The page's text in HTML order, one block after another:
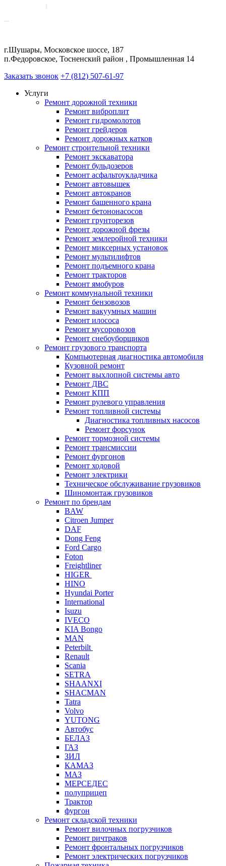
г.Шушары, Московское шоссе, 187
п.Федоровское, Тосненский район , Промышленная 14
Заказать звонок +7 (812) 507-61-97
Услуги
Ремонт дорожной техники
Ремонт виброплит
Ремонт гидромолотов
Ремонт грейдеров
Ремонт дорожных катков
Ремонт строительной техники
Ремонт экскаватора
Ремонт бульдозеров
Ремонт асфальтоукладчика
Ремонт автовышек
Ремонт автокранов
Ремонт башенного крана
Ремонт бетононасосов
Ремонт грунторезов
Ремонт дорожной фрезы
Ремонт землеройной техники
Ремонт миксерных установок
Ремонт мультилифтов
Ремонт подъемного крана
Ремонт тракторов
Ремонт ямобуров
Ремонт коммунальной техники
Ремонт бензовозов
Ремонт вакуумных машин
Ремонт илососа
Ремонт мусоровозов
Ремонт снебоуборщиков
Ремонт грузового транспорта
Компьютерная диагностика автомобиля
Кузовной ремонт
Ремонт выхлопной системы авто
Ремонт ДВС
Ремонт КПП
Ремонт рулевого управления
Ремонт топливной системы
Диагностика топливных насосов
Ремонт форсунок
Ремонт тормозной системы
Ремонт трансмиссии
Ремонт фургонов
Ремонт ходовой
Ремонт электрики
Техническое обслуживание грузовиков
Шиномонтаж грузовиков
Ремонт по брендам
BAW
Citroen Jumper
DAF
Dong Feng
Ford Cargo
Foton
Freightliner
HIGER
HINO
Hyundai Porter
International
Isuzu
IVECO
KIA Bongo
MAN
Peterbilt
Renault
Scania
SETRA
SHAANXI
SHACMAN
Tatra
Volvo
YUTONG
Автобус
БЕЛАЗ
ГАЗ
ЗИЛ
КАМАЗ
МАЗ
МЕРСЕДЕС
полуприцеп
Трактор
фургон
Ремонт складской техники
Ремонт вилочных погрузчиков
Ремонт ричтраков
Ремонт фронтальных погрузчиков
Ремонт электрических погрузчиков